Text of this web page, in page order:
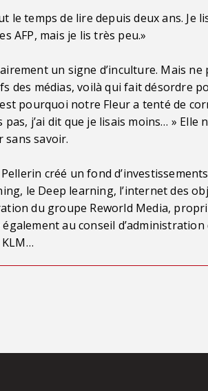
le temps de lire depuis deux ans. Je
AFP, mais je lis très peu.»
un signe d’inculture. Mais ne
des médias, voilà qui fait désordre
pourquoi notre Fleur a tenté de
j’ai dit que je lisais moins… » Elle
sans savoir.
créé un fond
le Deep learning, l’internet des
du groupe Reworld Media,
au conseil